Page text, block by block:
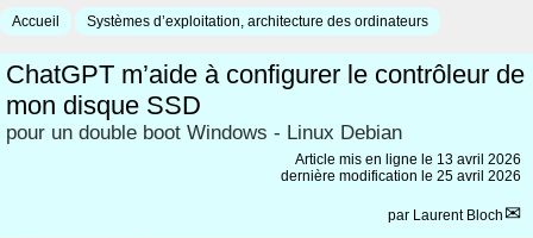
Accueil Systèmes d’exploitation, architecture des ordinateurs
ChatGPT m’aide à configurer le contrôleur de
mon disque SSD
pour un double boot Windows - Linux Debian
Article mis en ligne le 13 avril 2026
dernière modification le 25 avril 2026
par Laurent Bloch